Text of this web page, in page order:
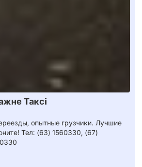
Таксі
опытные грузчики. Лучшие
Тел: (63) 1560330, (67)